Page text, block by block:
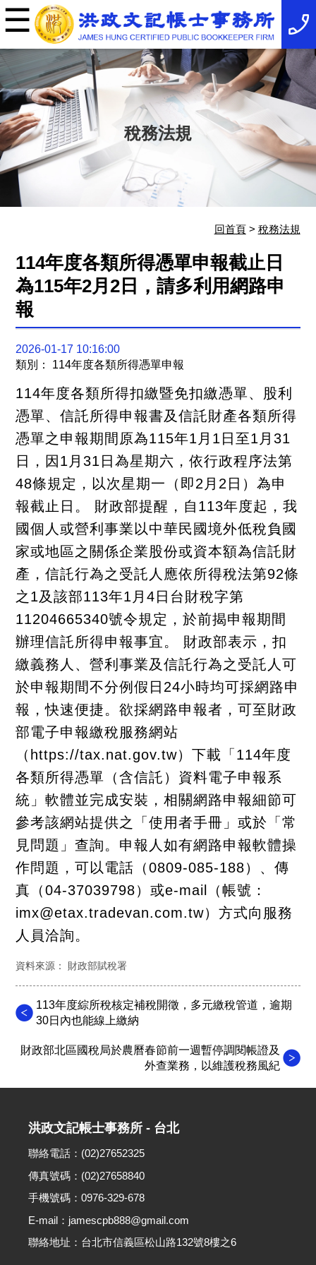
☰
×
務
所
簡
介
最
新
消
息
稅
務
法
服
稅務法規
回首頁> 稅務法規
114年度各類所得憑單申報截止日
為115年2月2日，請多利用網路申
報
2026-01-17 10:16:00
類別： 114年度各類所得憑單申報
114年度各類所得扣繳暨免扣繳憑單、股利
憑單、信託所得申報書及信託財產各類所得
憑單之申報期間原為115年1月1日至1月31
日，因1月31日為星期六，依行政程序法第
48條規定，以次星期一（即2月2日）為申
報截止日。 財政部提醒，自113年度起，我
國個人或營利事業以中華民國境外低稅負國
家或地區之關係企業股份或資本額為信託財
產，信託行為之受託人應依所得稅法第92條
之1及該部113年1月4日台財稅字第
11204665340號令規定，於前揭申報期間
辦理信託所得申報事宜。 財政部表示，扣
繳義務人、營利事業及信託行為之受託人可
於申報期間不分例假日24小時均可採網路申
報，快速便捷。欲採網路申報者，可至財政
部電子申報繳稅服務網站
（https://tax.nat.gov.tw）下載「114年度
各類所得憑單（含信託）資料電子申報系
統」軟體並完成安裝，相關網路申報細節可
參考該網站提供之「使用者手冊」或於「常
見問題」查詢。申報人如有網路申報軟體操
作問題，可以電話（0809-085-188）、傳
真（04-37039798）或e-mail（帳號：
imx@etax.tradevan.com.tw）方式向服務
人員洽詢。
資料來源： 財政部賦稅署
113年度綜所稅核定補稅開徵，多元繳稅管道，逾期
30日內也能線上繳納
財政部北區國稅局於農曆春節前一週暫停調閱帳證及
外查業務，以維護稅務風紀
洪政文記帳士事務所 - 台北
聯絡電話：(02)27652325
傳真號碼：(02)27658840
手機號碼：0976-329-678
E-mail：jamescpb888@gmail.com
聯絡地址：台北市信義區松山路132號8樓之6